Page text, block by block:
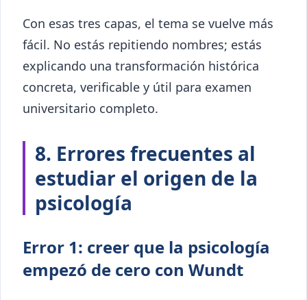
Con esas tres capas, el tema se vuelve más
fácil. No estás repitiendo nombres; estás
explicando una transformación histórica
concreta, verificable y útil para examen
universitario completo.
8. Errores frecuentes al
estudiar el origen de la
psicología
Error 1: creer que la psicología
empezó de cero con Wundt